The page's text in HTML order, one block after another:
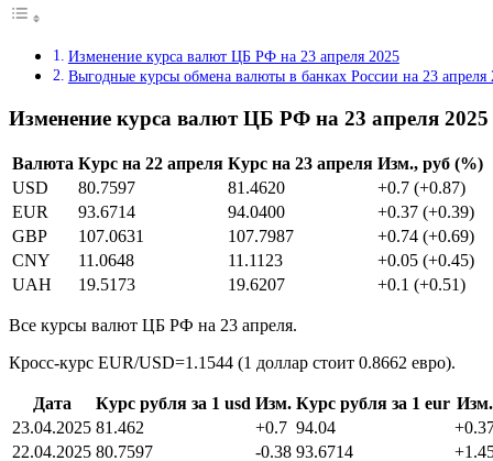
Изменение курса валют ЦБ РФ на 23 апреля 2025
Выгодные курсы обмена валюты в банках России на 23 апреля
Изменение курса валют ЦБ РФ на 23 апреля 2025
Валюта Курс на 22 апреля Курс на 23 апреля Изм., руб (%)
USD
80.7597 81.4620
+0.7 (+0.87)
EUR
93.6714 94.0400
+0.37 (+0.39)
GBP
107.0631 107.7987
+0.74 (+0.69)
CNY
11.0648 11.1123
+0.05 (+0.45)
UAH
19.5173 19.6207 +0.1 (+0.51)
Все курсы валют ЦБ РФ на 23 апреля.
Кросс-курс EUR/USD=1.1544 (1 доллар стоит 0.8662 евро).
Дата Курс рубля за 1 usd Изм. Курс рубля за 1 eur Изм.
23.04.2025 81.462 +0.7 94.04
22.04.2025 80.7597 -0.38 93.6714